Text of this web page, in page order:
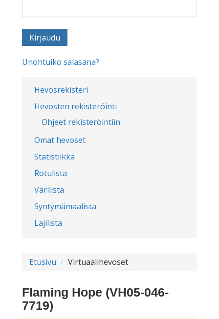
Hevosrekisteri
Hevosten rekisteröinti
Ohjeet rekisteröintiin
Omat hevoset
Statistiikka
Rotulista
Värilista
Syntymämaalista
Lajilista
Unohtuiko salasana?
Etusivu Virtuaalihevoset
Flaming Hope (VH05-046-
7719)